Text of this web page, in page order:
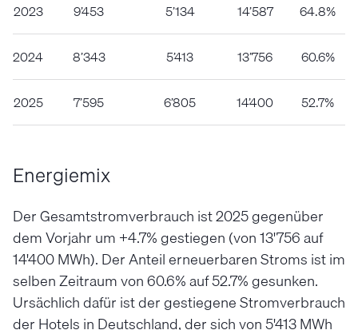
2023 9’453 5’134 14’587 64.8%
2024 8’343 5’413 13’756 60.6%
2025 7’595 6’805 14’400 52.7%
Energiemix
Der Gesamtstromverbrauch ist 2025 gegenüber
dem Vorjahr um +4.7% gestiegen (von 13'756 auf
14'400 MWh). Der Anteil erneuerbaren Stroms ist im
selben Zeitraum von 60.6% auf 52.7% gesunken.
Ursächlich dafür ist der gestiegene Stromverbrauch
der Hotels in Deutschland, der sich von 5'413 MWh